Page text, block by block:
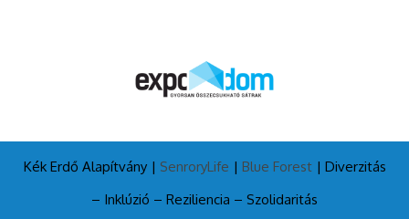
Kék Erdő Alapítvány | SenroryLife | Blue Forest| Diverzitás
– Inklúzió – Reziliencia – Szolidaritás